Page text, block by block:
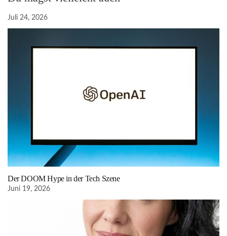
Juli 24, 2026
Der DOOM Hype in der Tech Szene
Juni 19, 2026